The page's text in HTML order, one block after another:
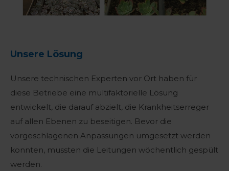
Unsere Lösung
Unsere technischen Experten vor Ort haben für
diese Betriebe eine multifaktorielle Lösung
entwickelt, die darauf abzielt, die Krankheitserreger
auf allen Ebenen zu beseitigen. Bevor die
vorgeschlagenen Anpassungen umgesetzt werden
konnten, mussten die Leitungen wöchentlich gespült
werden.